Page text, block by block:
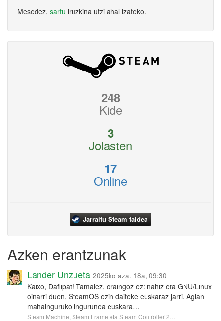
Mesedez, sartu iruzkina utzi ahal izateko.
248
Kide
3
Jolasten
17
Online
Jarraitu Steam taldea
Azken erantzunak
Lander Unzueta 2025ko aza. 18a, 09:30
Kaixo, Daflipat! Tamalez, oraingoz ez: nahiz eta GNU/Linux
oinarri duen, SteamOS ezin daiteke euskaraz jarri. Agian
mahainguruko ingurunea euskara…
Steam Machine, Steam Frame eta Steam Controller 2…